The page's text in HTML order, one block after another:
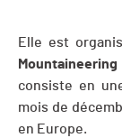
Elle est
consiste en
mois de
en Europe.